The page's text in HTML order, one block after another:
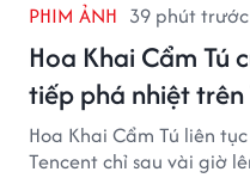
PHIM ẢNH 39 phút trước
Hoa Khai Cẩm Tú
tiếp phá nhiệt trên
Hoa Khai Cẩm Tú liên
Tencent chỉ sau vài giờ